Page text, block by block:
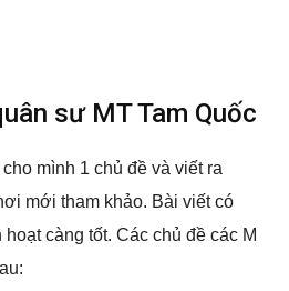
sư MT Tam Quốc
mình 1 chủ đề và viết ra
mới tham khảo. Bài viết có
càng tốt. Các chủ đề các M